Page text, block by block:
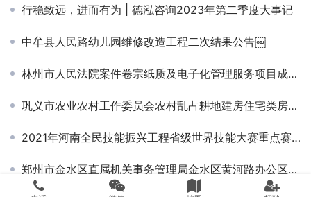
行稳致远，进而有为 | 德泓咨询2023年第二季度大事记
中牟县人民路幼儿园维修改造工程二次结果公告￼
林州市人民法院案件卷宗纸质及电子化管理服务项目成交结果公告
巩义市农业农村工作委员会农村乱占耕地建房住宅类房屋补充调查项目-中标公告
2021年河南全民技能振兴工程省级世界技能大赛重点赛项提升水处理技术项目实训设备采购成交公告￼
郑州市金水区直属机关事务管理局金水区黄河路办公区域空调维保项目-竞争性磋商公告